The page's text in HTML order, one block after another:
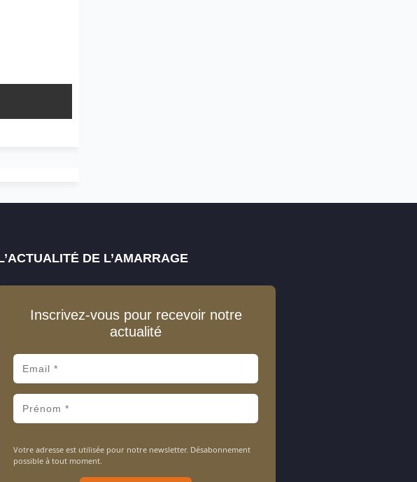
DE L’AMARRAGE
Inscrivez-vous pour recevoir notre
actualité
Votre adresse est utilisée pour notre newsletter. Désabonnement
possible à tout moment.